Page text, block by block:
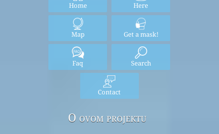
Home Here
Map Get a mask!
Faq Search
Contact
O ovom projektu